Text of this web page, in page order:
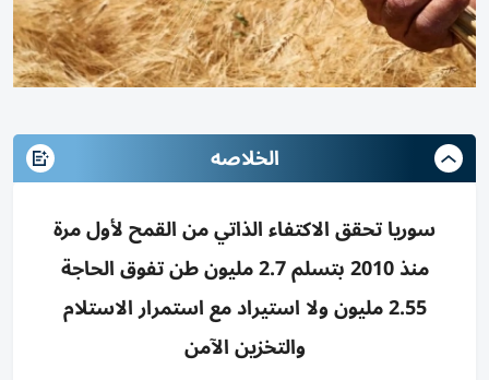
الخلاصه
سوريا تحقق الاكتفاء الذاتي من القمح لأول مرة
منذ 2010 بتسلم 2.7 مليون طن تفوق الحاجة
2.55 مليون ولا استيراد مع استمرار الاستلام
والتخزين الآمن